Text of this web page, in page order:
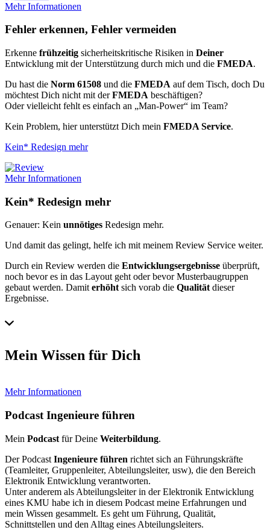
Mehr Informationen
Fehler erkennen, Fehler vermeiden
Erkenne frühzeitig sicherheitskritische Risiken in Deiner
Entwicklung mit der Unterstützung durch mich und die FMEDA.
Du hast die Norm 61508 und die FMEDA auf dem Tisch, doch Du
möchtest Dich nicht mit derFMEDA beschäftigen?
Oder vielleicht fehlt es einfach an „Man-Power“ im Team?
Kein Problem, hier unterstützt Dich mein FMEDA Service.
Kein* Redesign mehr
Mehr Informationen
Kein* Redesign mehr
Genauer: Kein unnötiges Redesign mehr.
Und damit das gelingt, helfe ich mit meinem Review Service weiter.
Durch ein Review werden die Entwicklungsergebnisse überprüft,
noch bevor es in das Layout geht oder bevor Musterbaugruppen
gebaut werden. Damit erhöht sich vorab die Qualität dieser
Ergebnisse.
Mein Wissen für Dich
Mehr Informationen
Podcast Ingenieure führen
Mein Podcast für Deine Weiterbildung.
Der Podcast Ingenieure führen richtet sich an Führungskräfte
(Teamleiter, Gruppenleiter, Abteilungsleiter, usw), die den Bereich
Elektronik Entwicklung verantworten.
Unter anderem als Abteilungsleiter in der Elektronik Entwicklung
eines KMU habe ich in diesem Podcast meine Erfahrungen und
mein Wissen gesammelt. Es geht um Führung, Qualität,
Schnittstellen und den Alltag eines Abteilungsleiters.